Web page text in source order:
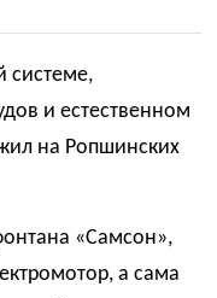
системе,
и естественном
на Ропшинских
«Самсон»,
а сама